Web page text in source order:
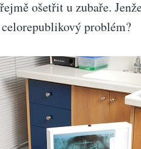
ošetřit u zubaře.
celorepublikový problém?